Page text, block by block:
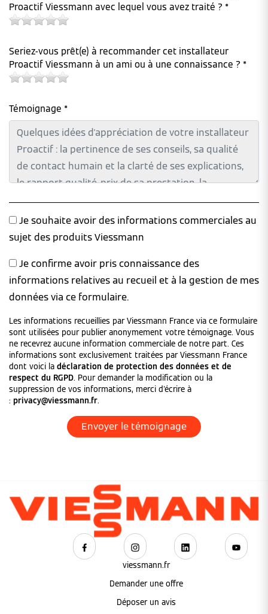
Proactif Viessmann avec lequel vous avez traité ? *
Seriez-vous prêt(e) à recommander cet installateur
Proactif Viessmann à un ami ou à une connaissance ? *
Témoignage *
Je souhaite avoir des informations commerciales au
sujet des produits Viessmann
Je confirme avoir pris connaissance des
informations relatives au recueil et à la gestion de mes
données via ce formulaire.
Les informations recueillies par Viessmann France via ce formulaire
sont utilisées pour publier anonymement votre témoignage. Vous
ne recevrez aucune information commerciale de notre part. Ces
informations sont exclusivement traitées par Viessmann France
dont voici la déclaration de protection des données et de
respect du RGPD. Pour demander la modification ou la
suppression de vos informations, merci d'écrire à
: privacy@viessmann.fr.
viessmann.fr
Demander une offre
Déposer un avis